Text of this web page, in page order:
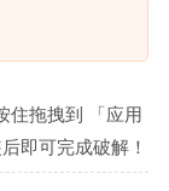
住拖拽到 「应用
即可完成破解！